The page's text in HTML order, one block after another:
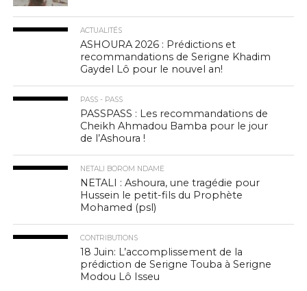
ACTUALITÉS
ASHOURA 2026 : Prédictions et
recommandations de Serigne Khadim
Gaydel Lô pour le nouvel an!
PASS - PASS
PASSPASS : Les recommandations de
Cheikh Ahmadou Bamba pour le jour
de l’Ashoura !
NETALI BOROM NDAME
NETALI : Ashoura, une tragédie pour
Hussein le petit-fils du Prophète
Mohamed (psl)
CONTRIBUTIONS
18 Juin: L’accomplissement de la
prédiction de Serigne Touba à Serigne
Modou Lô Isseu